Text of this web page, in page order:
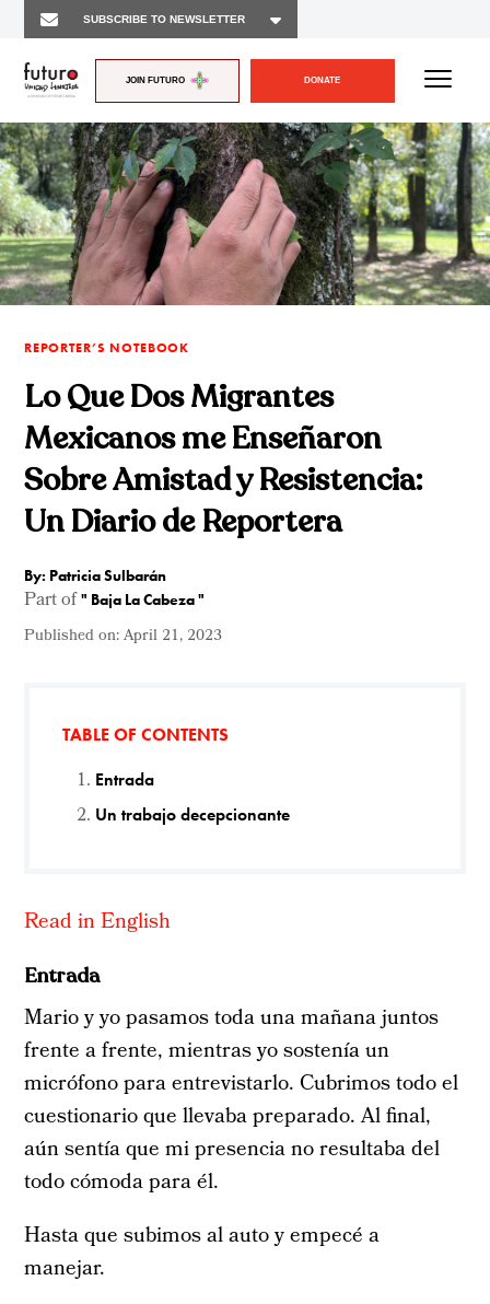
JOIN FUTURO DONATE
REPORTER’S NOTEBOOK
Lo Que Dos Migrantes
Mexicanos me Enseñaron
Sobre Amistad y Resistencia:
Un Diario de Reportera
By: Patricia Sulbarán
Part of" Baja La Cabeza"
Published on:April 21, 2023
TABLE OF CONTENTS
Entrada
Un trabajo decepcionante
Read in English
Entrada
Mario y yo pasamos toda una mañana juntos
frente a frente, mientras yo sostenía un
micrófono para entrevistarlo. Cubrimos todo el
cuestionario que llevaba preparado. Al final,
aún sentía que mi presencia no resultaba del
todo cómoda para él.
Hasta que subimos al auto y empecé a
manejar.